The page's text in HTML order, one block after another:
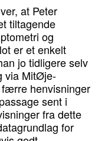
at Peter
tiltagende
og
er et enkelt
jo tidligere selv
via MitØje-
henvisninger
sent i
fra dette
for